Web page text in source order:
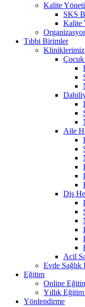
Kalite
SKS
Kalite
Tıbbi Birimler
Kliniklerimiz
Çocuk
Aile
Diş
Acil
Evde Sağlık
Eğitim
Online
Yıllık Eğitim
Yönlendirme